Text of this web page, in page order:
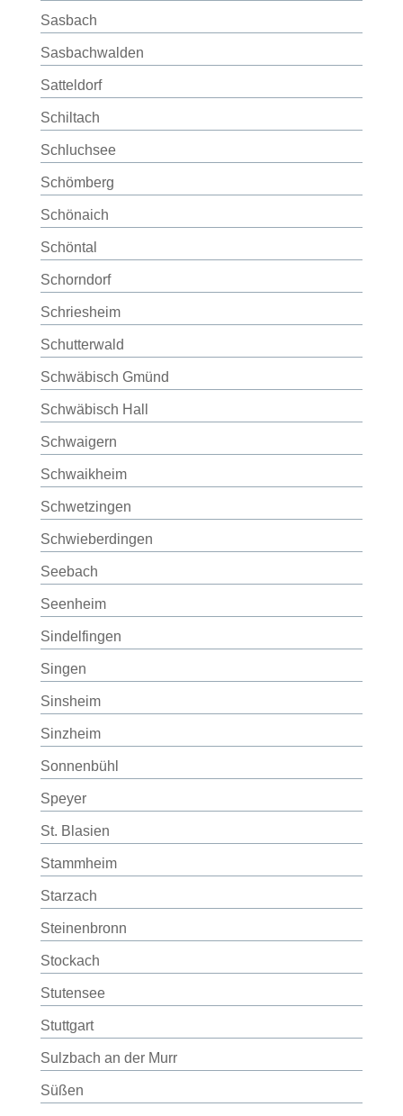
Sasbach
Sasbachwalden
Satteldorf
Schiltach
Schluchsee
Schömberg
Schönaich
Schöntal
Schorndorf
Schriesheim
Schutterwald
Schwäbisch Gmünd
Schwäbisch Hall
Schwaigern
Schwaikheim
Schwetzingen
Schwieberdingen
Seebach
Seenheim
Sindelfingen
Singen
Sinsheim
Sinzheim
Sonnenbühl
Speyer
St. Blasien
Stammheim
Starzach
Steinenbronn
Stockach
Stutensee
Stuttgart
Sulzbach an der Murr
Süßen